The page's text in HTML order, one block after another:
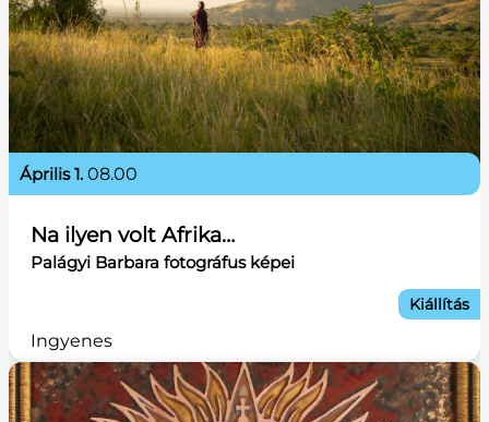
Na ilyen volt Afrika…
Palágyi Barbara fotográfus képei
április 1. 08.00
Ingyenes
Kiállítás